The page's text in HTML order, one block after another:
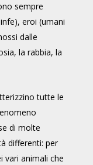
sempre
eroi (umani
dalle
la rabbia, la
tutte le
di molte
differenti: per
vari animali che